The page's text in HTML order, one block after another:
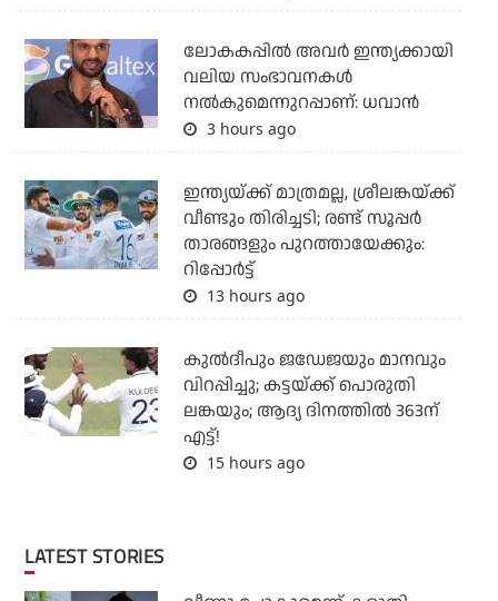
ലോകകപ്പിൽ അവര്‍ ഇന്ത്യക്കായി
വലിയ സംഭാവനകള്‍
നല്‍കുമെന്നുറപ്പാണ്: ധവാന്‍
3 hours ago
ഇന്ത്യയ്ക്ക് മാത്രമല്ല, ശ്രീലങ്കയ്ക്ക്
വീണ്ടും തിരിച്ചടി; രണ്ട് സൂപ്പര്‍
താരങ്ങളും പുറത്തായേക്കും:
റിപ്പോര്‍ട്ട്
13 hours ago
കുല്‍ദീപും ജഡേജയും മാനവും
വിറപ്പിച്ചു; കട്ടയ്ക്ക് പൊരുതി
ലങ്കയും; ആദ്യ ദിനത്തില്‍ 363ന്
എട്ട്!
15 hours ago
LATEST STORIES